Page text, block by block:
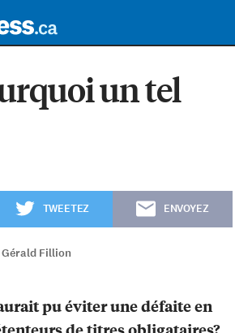
un tel
TWEETEZ ENVOYEZ
Fillion
pu éviter une défaite en